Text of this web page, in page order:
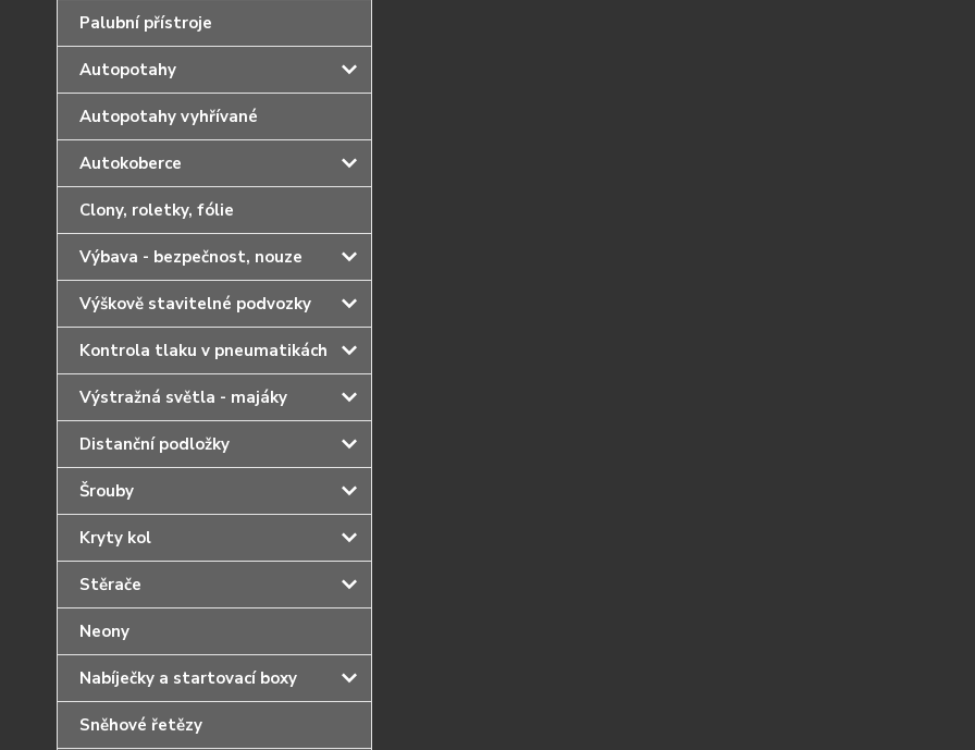
Palubní přístroje
Autopotahy
Autopotahy vyhřívané
Autokoberce
Clony, roletky, fólie
Výbava - bezpečnost, nouze
Výškově stavitelné podvozky
Kontrola tlaku v pneumatikách
Výstražná světla - majáky
Distanční podložky
Šrouby
Kryty kol
Stěrače
Neony
Nabíječky a startovací boxy
Sněhové řetězy